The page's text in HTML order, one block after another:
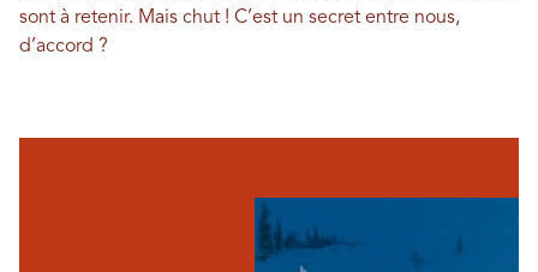
sont à retenir. Mais chut ! C’est un secret entre nous,
d’accord ?